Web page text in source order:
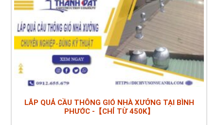
LẮP QUẢ CẦU THÔNG GIÓ NHÀ XƯỞNG TẠI BÌNH
PHƯỚC -【CHỈ TỪ 450K】